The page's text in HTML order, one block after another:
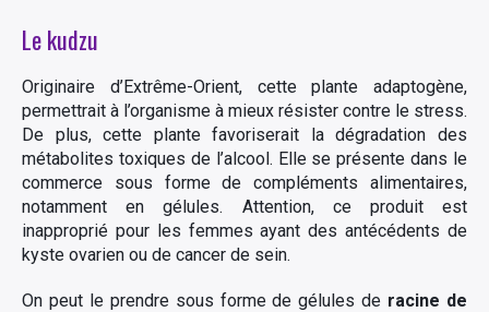
Le kudzu
Originaire d’Extrême-Orient, cette plante adaptogène,
permettrait à l’organisme à mieux résister contre le stress.
De plus, cette plante favoriserait la dégradation des
métabolites toxiques de l’alcool. Elle se présente dans le
commerce sous forme de compléments alimentaires,
notamment en gélules. Attention, ce produit est
inapproprié pour les femmes ayant des antécédents de
kyste ovarien ou de cancer de sein.
On peut le prendre sous forme de gélules de racine de